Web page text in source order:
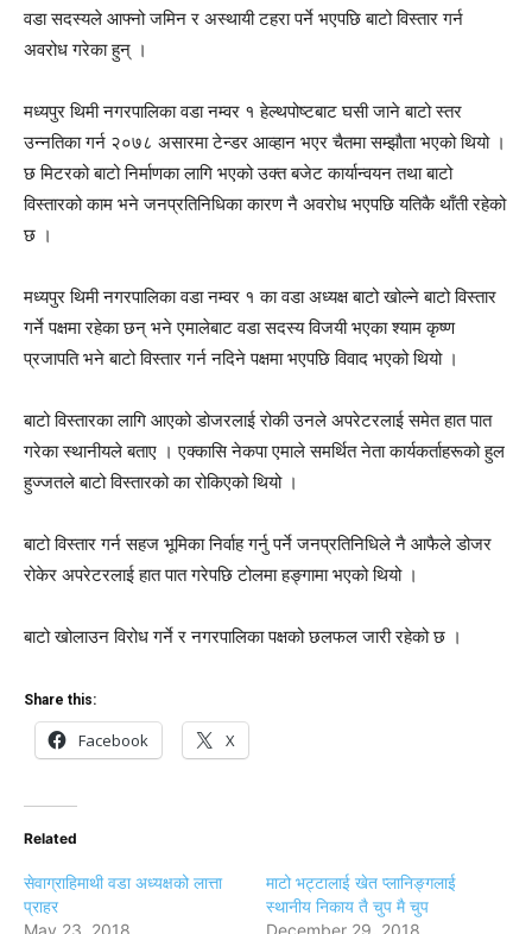
वडा सदस्यले आफ्नो जमिन र अस्थायी टहरा पर्ने भएपछि बाटो विस्तार गर्न
अवरोध गरेका हुन् ।
मध्यपुर थिमी नगरपालिका वडा नम्वर १ हेल्थपोष्टबाट घसी जाने बाटो स्तर
उन्नतिका गर्न २०७८ असारमा टेन्डर आव्हान भएर चैतमा सम्झौता भएको थियो ।
छ मिटरको बाटो निर्माणका लागि भएको उक्त बजेट कार्यान्वयन तथा बाटो
विस्तारको काम भने जनप्रतिनिधिका कारण नै अवरोध भएपछि यतिकै थाँती रहेको
छ ।
मध्यपुर थिमी नगरपालिका वडा नम्वर १ का वडा अध्यक्ष बाटो खोल्ने बाटो विस्तार
गर्ने पक्षमा रहेका छन् भने एमालेबाट वडा सदस्य विजयी भएका श्याम कृष्ण
प्रजापति भने बाटो विस्तार गर्न नदिने पक्षमा भएपछि विवाद भएको थियो ।
बाटो विस्तारका लागि आएको डोजरलाई रोकी उनले अपरेटरलाई समेत हात पात
गरेका स्थानीयले बताए । एक्कासि नेकपा एमाले समर्थित नेता कार्यकर्ताहरूको हुल
हुज्जतले बाटो विस्तारको का रोकिएको थियो ।
बाटो विस्तार गर्न सहज भूमिका निर्वाह गर्नु पर्ने जनप्रतिनिधिले नै आफैले डोजर
रोकेर अपरेटरलाई हात पात गरेपछि टोलमा हङ्गामा भएको थियो ।
बाटो खोलाउन विरोध गर्ने र नगरपालिका पक्षको छलफल जारी रहेको छ ।
Share this:
Facebook X
Related
सेवाग्राहिमाथी वडा अध्यक्षको लात्ता
प्राहर
May 23, 2018
माटो भट्टालाई खेत प्लानिङ्गलाई
स्थानीय निकाय तै चुप मै चुप
December 29, 2018